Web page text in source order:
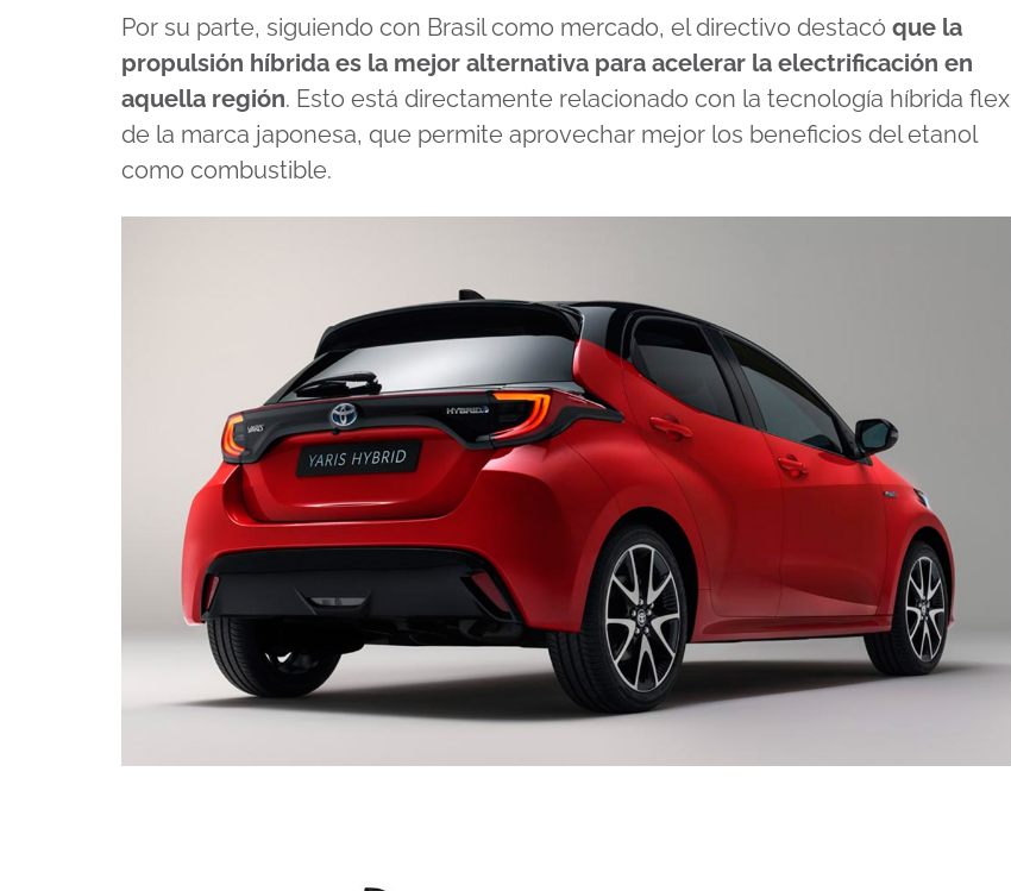
Por su parte, siguiendo con Brasil como mercado, el directivo destacó que la
propulsión híbrida es la mejor alternativa para acelerar la electrificación en
aquella región. Esto está directamente relacionado con la tecnología híbrida flex
de la marca japonesa, que permite aprovechar mejor los beneficios del etanol
como combustible.